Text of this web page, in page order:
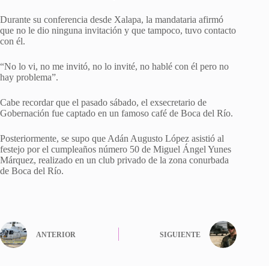
Durante su conferencia desde Xalapa, la mandataria afirmó
que no le dio ninguna invitación y que tampoco, tuvo contacto
con él.
“No lo vi, no me invitó, no lo invité, no hablé con él pero no
hay problema”.
Cabe recordar que el pasado sábado, el exsecretario de
Gobernación fue captado en un famoso café de Boca del Río.
Posteriormente, se supo que Adán Augusto López asistió al
festejo por el cumpleaños número 50 de Miguel Ángel Yunes
Márquez, realizado en un club privado de la zona conurbada
de Boca del Río.
ANTERIOR SIGUIENTE